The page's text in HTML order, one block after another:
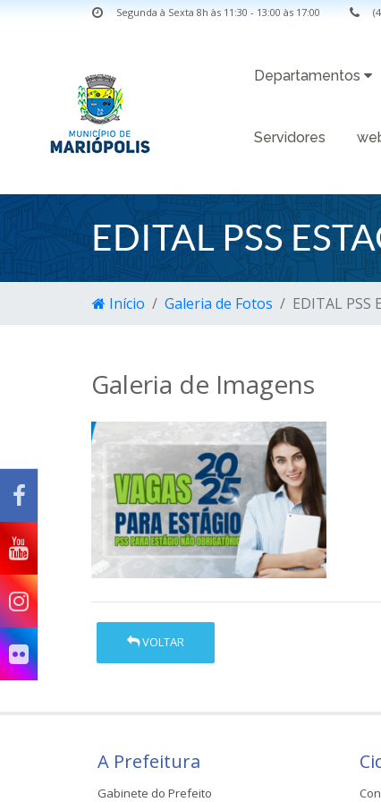
Segunda à Sexta 8h às 11:30 - 13:00 às 17:00
Departamentos
Servidores
EDITAL PSS
Início Galeria de Fotos EDITAL PSS
Galeria de Imagens
VOLTAR
A Prefeitura
Gabinete do Prefeito